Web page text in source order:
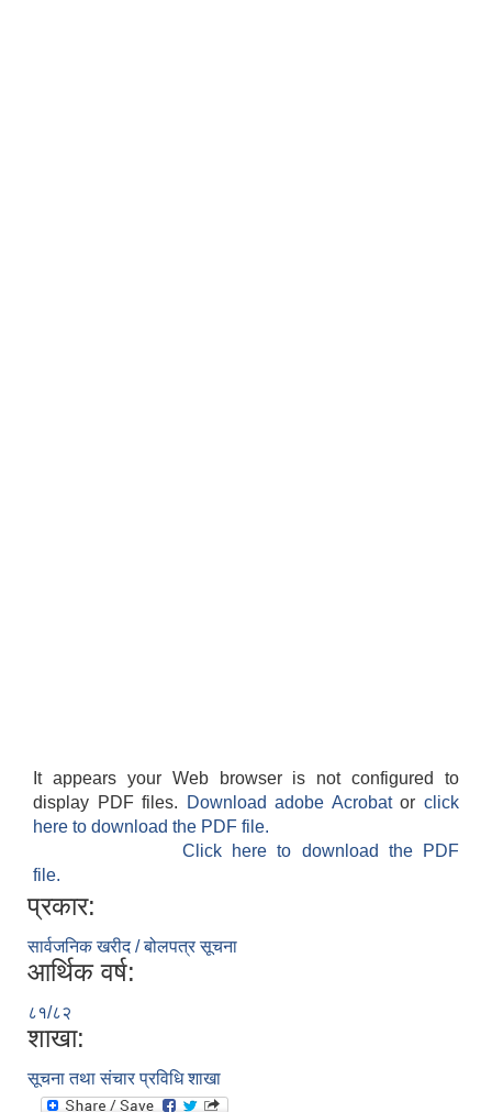
It appears your Web browser is not configured to
display PDF files.
Download adobe Acrobatorclick
here to download the PDF file.
Click here to download the PDF
file.
प्रकार:
सार्वजनिक खरीद / बोलपत्र सूचना
आर्थिक वर्ष:
८१/८२
शाखा:
सूचना तथा संचार प्रविधि शाखा